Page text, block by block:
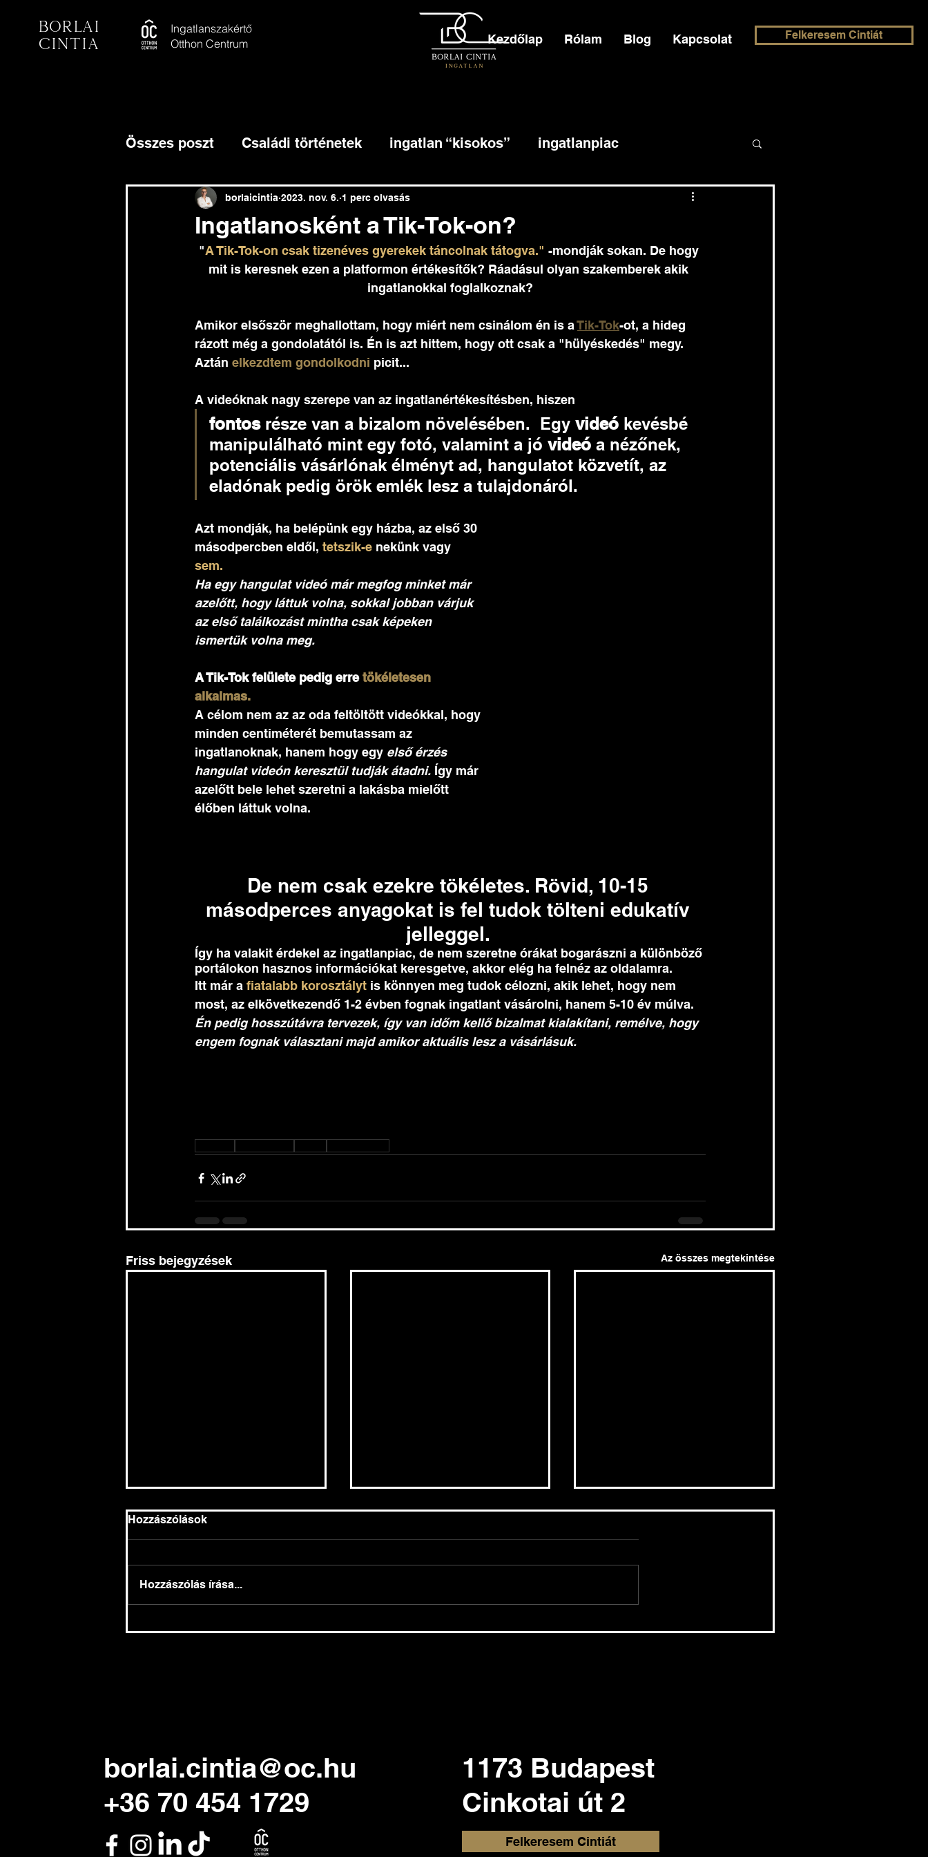
Borlai
Cintia
Ingatlanszakértő
Otthon Centrum
Kezdőlap Rólam Blog Kapcsolat Felkeresem Cintiát
Összes poszt Családi történetek ingatlan “kisokos” ingatlanpiac
Ingatlanosként a Tik-Tok-on?
borlaicintia 2023. nov. 6. 1 perc olvasás
"A Tik-Tok-on csak tizenéves gyerekek táncolnak tátogva." -mondják sokan. De hogy
mit is keresnek ezen a platformon értékesítők? Ráadásul olyan szakemberek akik
ingatlanokkal foglalkoznak?
Amikor elsőször meghallottam, hogy miért nem csinálom én is a Tik-Tok-ot, a hideg
rázott még a gondolatától is. Én is azt hittem, hogy ott csak a "hülyéskedés" megy.
Aztán elkezdtem gondolkodni picit...
A videóknak nagy szerepe van az ingatlanértékesítésben, hiszen
fontos része van a bizalom növelésében.  Egy videó kevésbé
manipulálható mint egy fotó, valamint a jó videó a nézőnek,
potenciális vásárlónak élményt ad, hangulatot közvetít, az
eladónak pedig örök emlék lesz a tulajdonáról.
Azt mondják, ha belépünk egy házba, az első 30
másodpercben eldől, tetszik-e nekünk vagy
sem.
Ha egy hangulat videó már megfog minket már
azelőtt, hogy láttuk volna, sokkal jobban várjuk
az első találkozást mintha csak képeken
ismertük volna meg.
A Tik-Tok felülete pedig erre tökéletesen
alkalmas.
A célom nem az az oda feltöltött videókkal, hogy
minden centiméterét bemutassam az
ingatlanoknak, hanem hogy egy első érzés
hangulat videón keresztül tudják átadni. Így már
azelőtt bele lehet szeretni a lakásba mielőtt
élőben láttuk volna.
De nem csak ezekre tökéletes. Rövid, 10-15
másodperces anyagokat is fel tudok tölteni edukatív
jelleggel.
Így ha valakit érdekel az ingatlanpiac, de nem szeretne órákat bogarászni a különböző
portálokon hasznos információkat keresgetve, akkor elég ha felnéz az oldalamra.
Itt már a fiatalabb korosztályt is könnyen meg tudok célozni, akik lehet, hogy nem
most, az elkövetkezendő 1-2 évben fognak ingatlant vásárolni, hanem 5-10 év múlva.
Én pedig hosszútávra tervezek, így van időm kellő bizalmat kialakítani, remélve, hogy
engem fognak választani majd amikor aktuális lesz a vásárlásuk.
Friss bejegyzések Az összes megtekintése
- munkáshitel
vonatkoznak a rövidtávú
ingatlanpiac - csökkent az
Hozzászólások
Hozzászólás írása...
borlai.cintia@oc.hu
+36 70 454 1729
1173 Budapest
Cinkotai út 2
Felkeresem Cintiát